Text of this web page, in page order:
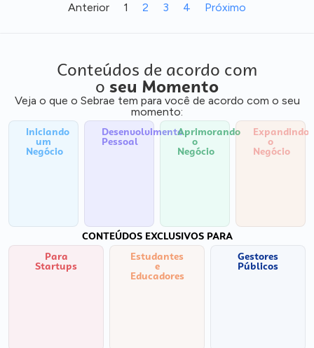
Anterior 1 2 3 4 Próximo
Conteúdos de acordo com
o seu Momento
Veja o que o Sebrae tem para você de acordo com o seu
momento:
Iniciando
um
Negócio
Desenvolvimento
Pessoal
Aprimorando
o
Negócio
Expandindo
o
Negócio
CONTEÚDOS EXCLUSIVOS PARA
Para
Startups
Estudantes
e
Educadores
Gestores
Públicos